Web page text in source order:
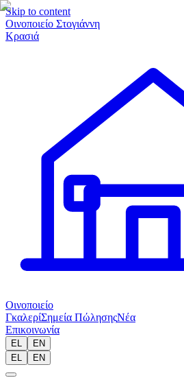
Skip to content
Οινοποιείο Στογιάννη
Κρασιά
Οινοποιείο
ΓκαλερίΣημεία ΠώλησηςΝέα
Επικοινωνία
EL
EN
EL
EN